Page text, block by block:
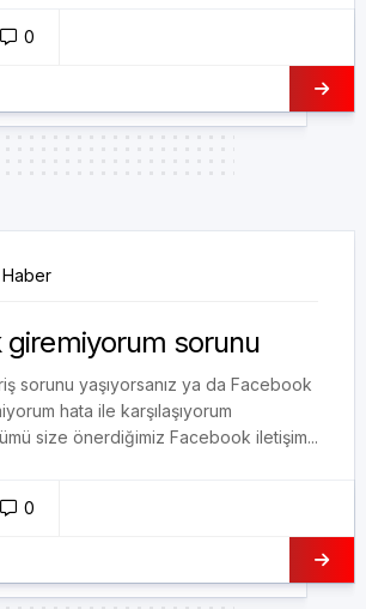
0
giremiyorum sorunu
sorunu yaşıyorsanız ya da Facebook
hata ile karşılaşıyorum
size önerdiğimiz Facebook iletişim...
0